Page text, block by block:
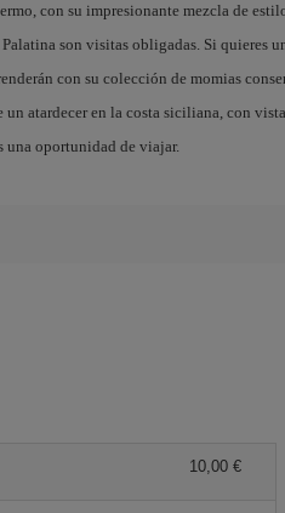
con su impresionante mezcla de
son visitas obligadas. Si quieres
con su colección de momias
atardecer en la costa siciliana, con
una oportunidad de viajar.
10,00 €